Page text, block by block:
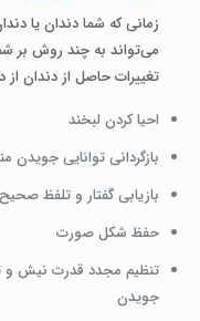
زمانی که شما دندان یا
می‌تواند به چند روش بر
تغییرات حاصل از دندان
احیا کردن لبخند
بازگردانی توانایی جویدن
بازیابی گفتار و تلفظ صحیح
حفظ شکل صورت
تنظیم مجدد قدرت نیش و
جویدن